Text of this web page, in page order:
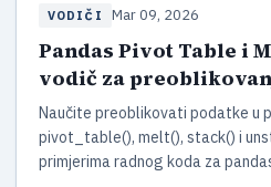
VODIČI Mar 09, 2026
Pandas Pivot Table i
vodič za
Naučite preoblikovati podatke u
pivot_table(), melt(), stack() i
primjerima radnog koda za